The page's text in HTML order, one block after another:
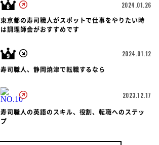
2024.01.26
東京都の寿司職人がスポットで仕事をやりたい時
は調理師会がおすすめです
2024.01.12
寿司職人、静岡焼津で転職するなら
2023.12.17
寿司職人の英語のスキル、役割、転職へのステッ
プ